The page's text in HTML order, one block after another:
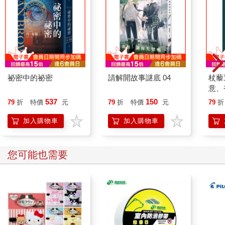
祕密中的祕密
79 折 特價 537 元
加入購物車
請解開故事謎底 04
79 折 特價 150 元
加入購物車
杖
意
恭
79 折
您可能也需要